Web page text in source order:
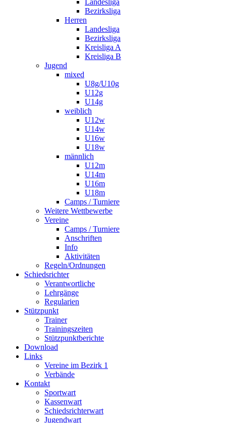
Landesliga
Bezirksliga
Herren
Landesliga
Bezirksliga
Kreisliga A
Kreisliga B
Jugend
mixed
U8g/U10g
U12g
U14g
weiblich
U12w
U14w
U16w
U18w
männlich
U12m
U14m
U16m
U18m
Camps / Turniere
Weitere Wettbewerbe
Vereine
Camps / Turniere
Anschriften
Info
Aktivitäten
Regeln/Ordnungen
Schiedsrichter
Verantwortliche
Lehrgänge
Regularien
Stützpunkt
Trainer
Trainingszeiten
Stützpunktberichte
Download
Links
Vereine im Bezirk 1
Verbände
Kontakt
Sportwart
Kassenwart
Schiedsrichterwart
Jugendwart